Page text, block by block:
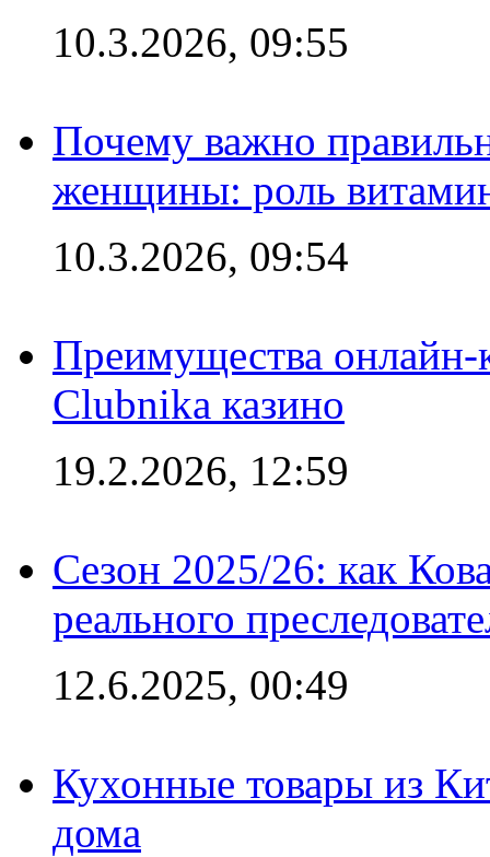
10.3.2026, 09:55
Почему важно
женщины: роль
10.3.2026, 09:54
Преимущества онлайн-
Clubnika казино
19.2.2026, 12:59
Сезон 2025/26: как
реального
12.6.2025, 00:49
Кухонные товары из
дома